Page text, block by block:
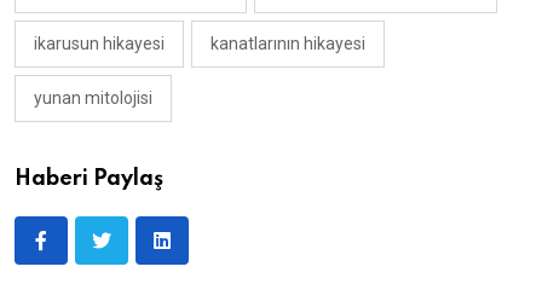
ikarusun hikayesi kanatlarının hikayesi
yunan mitolojisi
Haberi Paylaş